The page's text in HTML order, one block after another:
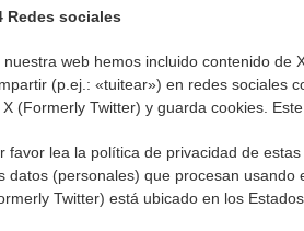
Redes sociales
nuestra web hemos incluido contenido de
(p.ej.: «tuitear») en redes sociales
X (Formerly Twitter) y guarda cookies.
favor lea la política de privacidad de
datos (personales) que procesan
Twitter) está ubicado en los Estados